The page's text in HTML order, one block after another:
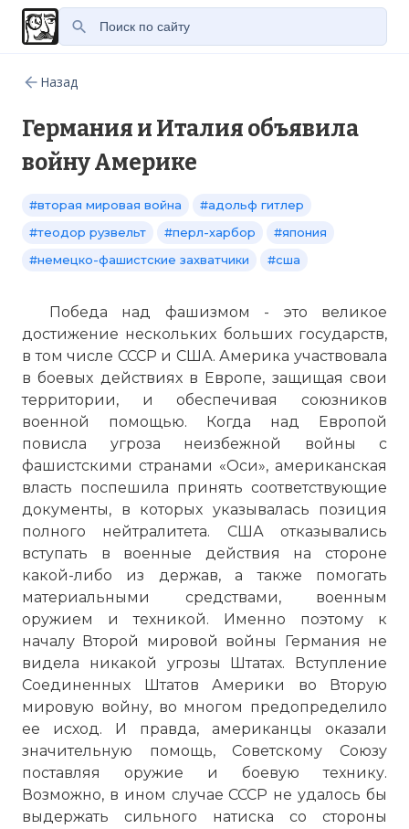
Назад
Германия и Италия объявила
войну Америке
#вторая мировая война
#адольф гитлер
#теодор рузвельт
#перл-харбор
#япония
#немецко-фашистские захватчики
#сша
Победа над фашизмом - это великое
достижение нескольких больших государств,
в том числе СССР и США. Америка участвовала
в боевых действиях в Европе, защищая свои
территории, и обеспечивая союзников
военной помощью. Когда над Европой
повисла угроза неизбежной войны с
фашистскими странами «Оси», американская
власть поспешила принять соответствующие
документы, в которых указывалась позиция
полного нейтралитета. США отказывались
вступать в военные действия на стороне
какой-либо из держав, а также помогать
материальными средствами, военным
оружием и техникой. Именно поэтому к
началу Второй мировой войны Германия не
видела никакой угрозы Штатах. Вступление
Соединенных Штатов Америки во Вторую
мировую войну, во многом предопределило
ее исход. И правда, американцы оказали
значительную помощь, Советскому Союзу
поставляя оружие и боевую технику.
Возможно, в ином случае СССР не удалось бы
выдержать сильного натиска со стороны